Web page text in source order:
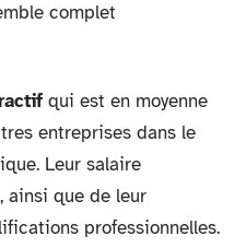
complet
qui est en moyenne
entreprises dans le
Leur salaire
ainsi que de leur
professionnelles.